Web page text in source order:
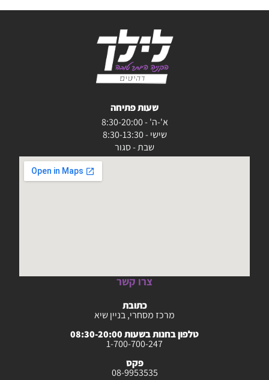
שעות פתיחה
א'-ה' - 8:30-20:00
שישי - 8:30-13:30
שבת - סגור
צרו קשר
כתובת
מרכז מסחרי, בניין שיא
טלפון בחנות בשעות 08:30-20:00
1-700-700-247
פקס
08-9953535